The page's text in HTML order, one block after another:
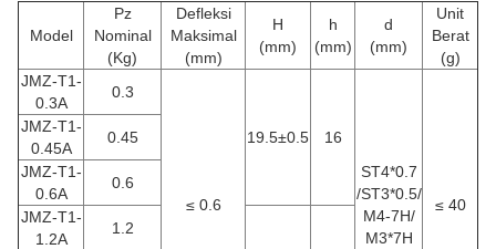
Model
Pz
Nominal
(Kg)
Defleksi
Maksimal
(mm)
H
(mm)
h
(mm)
d
(mm)
Unit
Berat
(g)
JMZ-T1-
0.3A
0.3
≤ 0.6
19.5±0.5
16
ST4*0.7
/ST3*0.5/
M4-7H/
M3*7H
≤ 40
JMZ-T1-
0.45A
0.45
JMZ-T1-
0.6A
0.6
JMZ-T1-
1.2A
1.2